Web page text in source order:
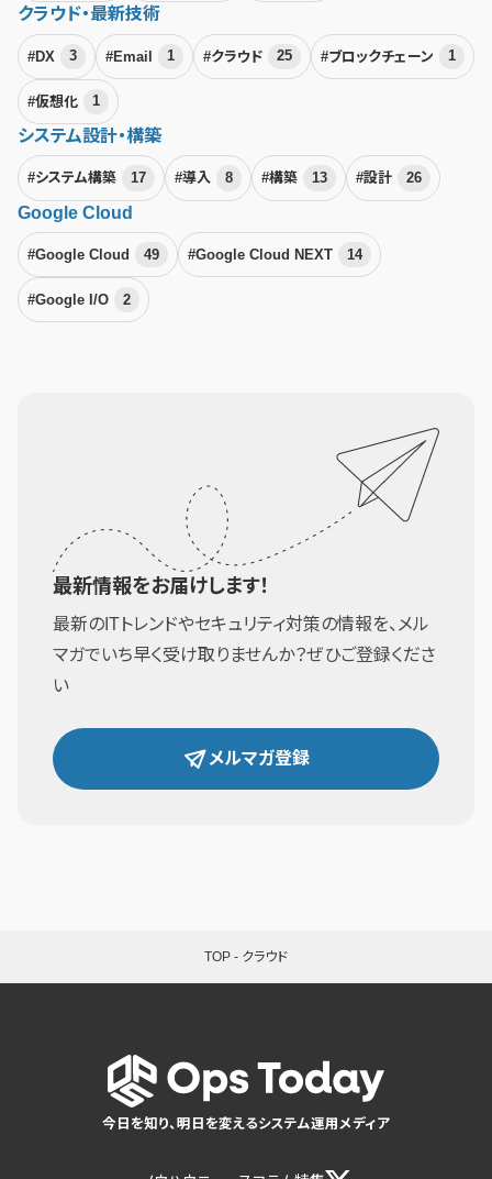
クラウド・最新技術
#DX 3 #Email 1 #クラウド 25 #ブロックチェーン 1
#仮想化 1
システム設計・構築
#システム構築 17 #導入 8 #構築 13 #設計 26
Google Cloud
#Google Cloud 49 #Google Cloud NEXT 14
#Google I/O 2
最新情報をお届けします！
最新のITトレンドやセキュリティ対策の情報を、メル
マガでいち早く受け取りませんか？ぜひご登録くださ
い
メルマガ登録
TOP - クラウド
今日を知り、明日を変えるシステム運用メディア